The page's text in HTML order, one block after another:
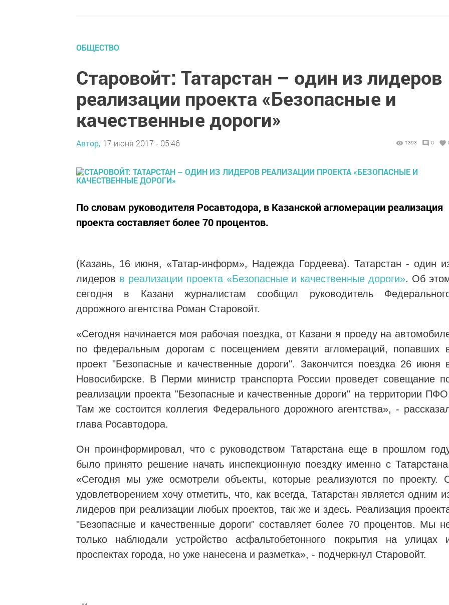
ОБЩЕСТВО
Старовойт: Татарстан – один из лидеров
реализации проекта «Безопасные и
качественные дороги»
Автор, 17 июня 2017 - 05:46 1393 0
По словам руководителя Росавтодора, в Казанской агломерации реализация
проекта составляет более 70 процентов.
(Казань, 16 июня, «Татар-информ», Надежда Гордеева). Татарстан - один
лидеров в реализации проекта «Безопасные и качественные дороги». Об
сегодня в Казани журналистам сообщил руководитель
дорожного агентства Роман Старовойт.
«Сегодня начинается моя рабочая поездка, от Казани я проеду на
по федеральным дорогам с посещением девяти агломераций, попавших
проект "Безопасные и качественные дороги". Закончится поездка 26 июня
Новосибирске. В Перми министр транспорта России проведет совещание
реализации проекта "Безопасные и качественные дороги" на территории
Там же состоится коллегия Федерального дорожного агентства», -
глава Росавтодора.
Он проинформировал, что с руководством Татарстана еще в прошлом
было принято решение начать инспекционную поездку именно с
«Сегодня мы уже осмотрели объекты, которые реализуются по проекту.
удовлетворением хочу отметить, что, как всегда, Татарстан является одним
лидеров при реализации любых проектов, так же и здесь. Реализация
"Безопасные и качественные дороги" составляет более 70 процентов. Мы
только наблюдали устройство асфальтобетонного покрытия на улицах
проспектах города, но уже нанесена и разметка», - подчеркнул Старовойт.